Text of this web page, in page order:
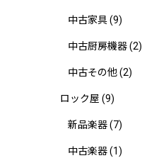
中古家具(9)
中古厨房機器(2)
中古その他(2)
ロック屋 (9)
新品楽器(7)
中古楽器(1)